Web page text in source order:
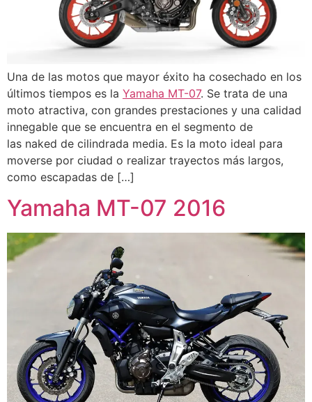
Una de las motos que mayor éxito ha cosechado en los
últimos tiempos es la Yamaha MT-07. Se trata de una
moto atractiva, con grandes prestaciones y una calidad
innegable que se encuentra en el segmento de
las naked de cilindrada media. Es la moto ideal para
moverse por ciudad o realizar trayectos más largos,
como escapadas de […]
Yamaha MT-07 2016